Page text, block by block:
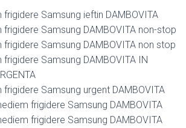
frigidere Samsung ieftin DAMBOVITA
frigidere Samsung DAMBOVITA non-stop
frigidere Samsung DAMBOVITA non stop
frigidere Samsung DAMBOVITA IN
frigidere Samsung urgent DAMBOVITA
frigidere Samsung DAMBOVITA
frigidere Samsung DAMBOVITA